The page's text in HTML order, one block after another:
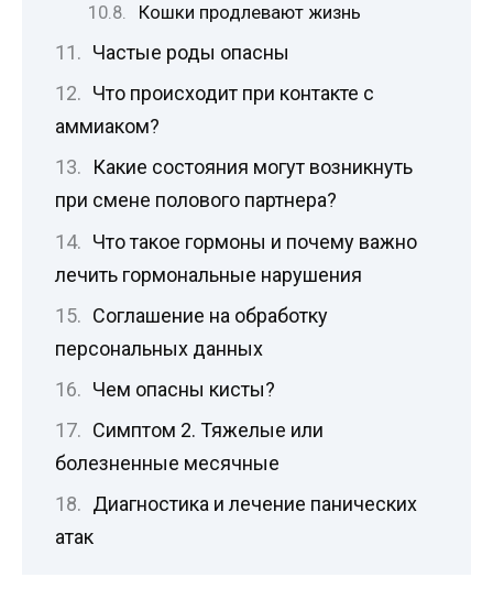
Кошки продлевают жизнь
Частые роды опасны
Что происходит при контакте с
аммиаком?
Какие состояния могут возникнуть
при смене полового партнера?
Что такое гормоны и почему важно
лечить гормональные нарушения
Соглашение на обработку
персональных данных
Чем опасны кисты?
Симптом 2. Тяжелые или
болезненные месячные
Диагностика и лечение панических
атак